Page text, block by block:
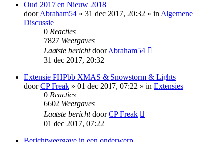
Oud 2017 en Nieuw 2018
doorAbraham54 » 31 dec 2017, 20:32 » inAlgemene
Discussie
0 Reacties
7827 Weergaves
Laatste berichtdoorAbraham54
31 dec 2017, 20:32
Extensie PHPbb XMAS & Snowstorm & Lights
doorCP Freak » 01 dec 2017, 07:22 » in Extensies
0 Reacties
6602 Weergaves
Laatste berichtdoorCP Freak
01 dec 2017, 07:22